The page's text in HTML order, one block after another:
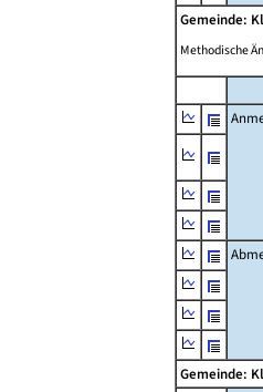
Gemeinde:
Methodische
Gemeinde: